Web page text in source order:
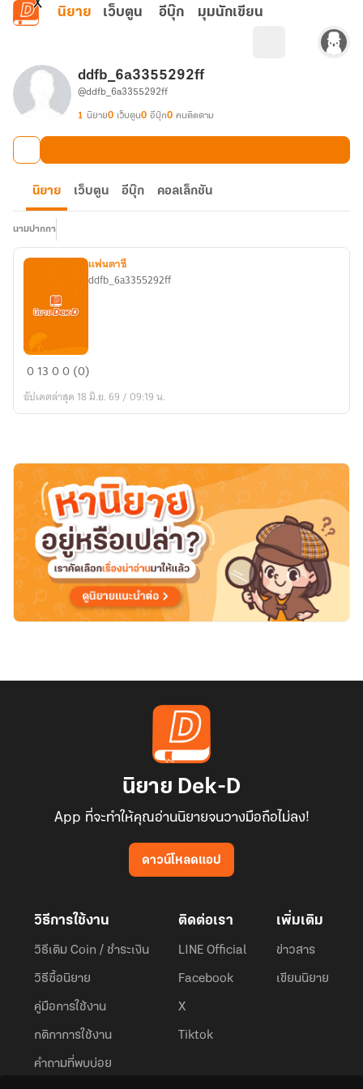
ข้ามไปยังเนื้อหาหลัก
นิยาย เว็บตูน อีบุ๊ก มุมนักเขียน
ddfb_6a3355292ff
@ddfb_6a3355292ff
1 นิยาย0 เว็บตูน0 อีบุ๊ก0 คนติดตาม
นิยาย เว็บตูน อีบุ๊ก คอลเล็กชัน
นามปากกา
แฟนตาซี
ddfb_6a3355292ff
01300 (0)
อัปเดตล่าสุด 18 มิ.ย. 69 / 09:19 น.
นิยาย Dek-D
App ที่จะทำให้คุณอ่านนิยายจนวางมือถือไม่ลง!
ดาวน์โหลดแอป
วิธีการใช้งาน
วิธีเติม Coin / ชำระเงิน
วิธีซื้อนิยาย
คู่มือการใช้งาน
กติกาการใช้งาน
คำถามที่พบบ่อย
ติดต่อเรา
LINE Official
Facebook
X
Tiktok
เพิ่มเติม
ข่าวสาร
เขียนนิยาย